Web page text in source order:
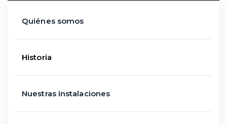
Quiénes somos
Historia
Nuestras instalaciones